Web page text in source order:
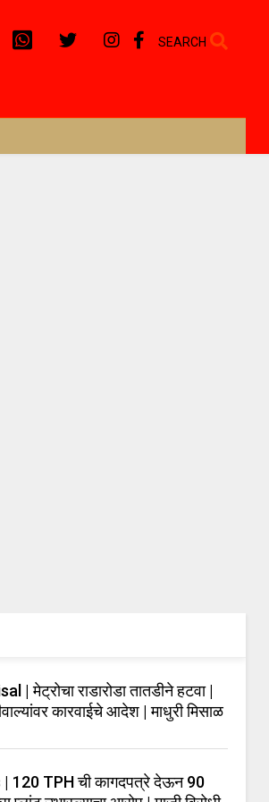
SEARCH
| मेट्रोचा राडारोडा तातडीने हटवा |
कारवाईचे आदेश | माधुरी मिसाळ
120 TPH ची कागदपत्रे देऊन 90